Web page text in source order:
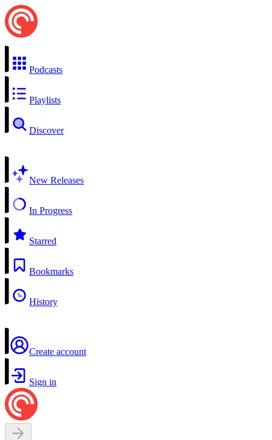
Podcasts
Playlists
Discover
New Releases
In Progress
Starred
Bookmarks
History
Create account
Sign in